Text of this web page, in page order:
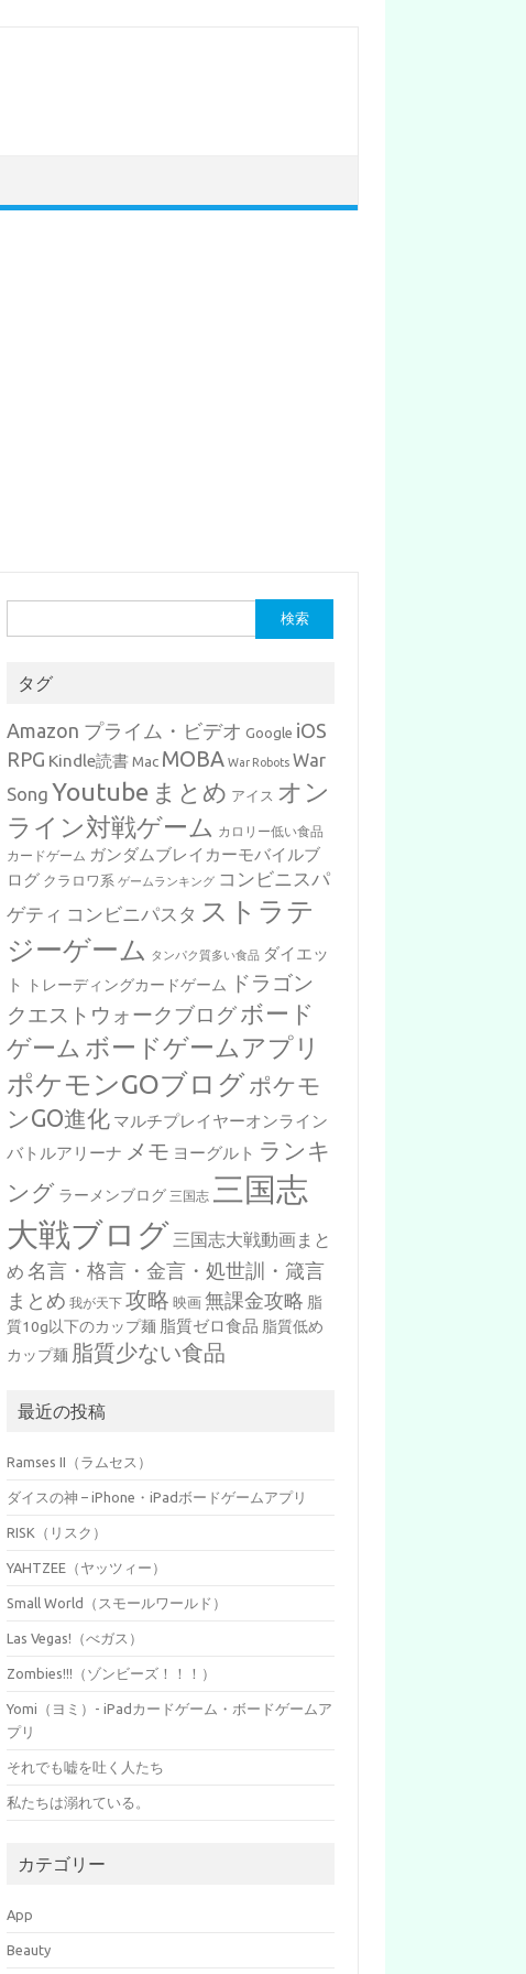
索:
タグ
Amazon プライム・ビデオ Google iOS
RPG Kindle読書 Mac MOBA War Robots War
Song Youtube まとめ アイス オン
ライン対戦ゲーム カロリー低い食品
カードゲーム ガンダムブレイカーモバイルブ
ログ クラロワ系 ゲームランキング コンビニスパ
ゲティ コンビニパスタ ストラテ
ジーゲーム
タンパク質多い食品 ダイエッ
ト
トレーディングカードゲーム
ドラゴン
クエストウォークブログボード
ゲーム ボードゲームアプリ
ポケモンGOブログポケモ
ンGO進化 マルチプレイヤーオンライン
バトルアリーナ メモ ヨーグルト ランキ
ング ラーメンブログ 三国志 三国志
大戦ブログ 三国志大戦動画まと
め 名言・格言・金言・処世訓・箴言
まとめ 我が天下 攻略 映画 無課金攻略 脂
質10g以下のカップ麺 脂質ゼロ食品 脂質低め
カップ麺 脂質少ない食品
最近の投稿
Ramses II（ラムセス）
ダイスの神 – iPhone・iPadボードゲームアプリ
RISK（リスク）
YAHTZEE（ヤッツィー）
Small World（スモールワールド）
Las Vegas!（べガス）
Zombies!!!（ゾンビーズ！！！）
Yomi（ヨミ）- iPadカードゲーム・ボードゲームア
プリ
それでも嘘を吐く人たち
私たちは溺れている。
カテゴリー
App
Beauty